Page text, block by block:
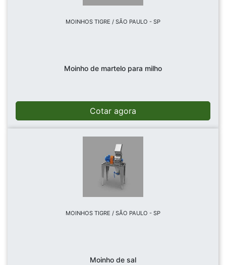
MOINHOS TIGRE / SÃO PAULO - SP
Moinho de martelo para milho
Cotar agora
MOINHOS TIGRE / SÃO PAULO - SP
Moinho de sal